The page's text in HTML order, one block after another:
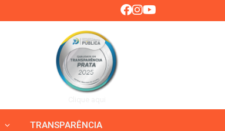
TRANSPARÊNCIA